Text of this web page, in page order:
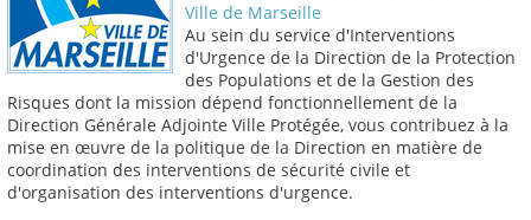
Ville de Marseille
Au sein du service d'Interventions
d'Urgence de la Direction de la Protection
des Populations et de la Gestion des
Risques dont la mission dépend fonctionnellement de la
Direction Générale Adjointe Ville Protégée, vous contribuez à la
mise en œuvre de la politique de la Direction en matière de
coordination des interventions de sécurité civile et
d'organisation des interventions d'urgence.